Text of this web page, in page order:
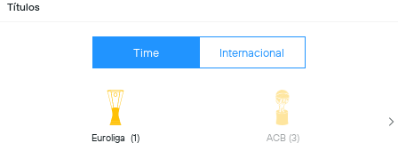
Títulos
Time Internacional
Euroliga  (1) ACB (3)